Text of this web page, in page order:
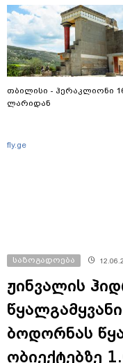
თბილისი - ჰერაკლიონი
ლარიდან
fly.ge
საზოგადოება
ჟინვალის
ბოდორნას
ობიექტებზე